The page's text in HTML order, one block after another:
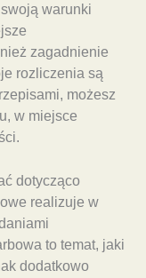
warunki
zagadnienie
rozliczenia są
możesz
w miejsce
dotycząco
realizuje w
to temat, jaki
dodatkowo